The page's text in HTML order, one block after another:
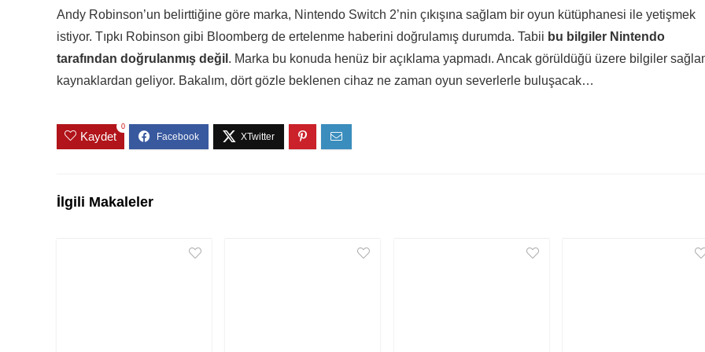
Andy Robinson’un belirttiğine göre marka, Nintendo Switch 2’nin çıkışına sağlam bir oyun kütüphanesi ile yetişmek
istiyor. Tıpkı Robinson gibi Bloomberg de ertelenme haberini doğrulamış durumda. Tabii bu bilgiler Nintendo
tarafından doğrulanmış değil . Marka bu konuda henüz bir açıklama yapmadı. Ancak görüldüğü üzere bilgiler
kaynaklardan geliyor. Bakalım, dört gözle beklenen cihaz ne zaman oyun severlerle buluşacak…
Kaydet
0
İlgili Makaleler